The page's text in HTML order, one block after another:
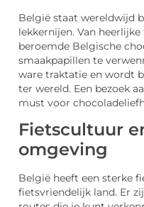
België staat wereldwijd
lekkernijen. Van
beroemde Belgische
smaakpapillen te
ware traktatie en wordt
ter wereld. Een bezoek
must voor
Fietscultuur
omgeving
België heeft een sterke
fietsvriendelijk land. Er